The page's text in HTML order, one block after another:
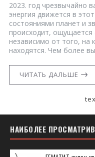
2023. год чрезвычайно
энергия движется в
состояниями планет и
происходит,
независимо от того, на
находятся. Чем более
ЧИТАТЬ ДАЛЬШЕ
НАИБОЛЕЕ